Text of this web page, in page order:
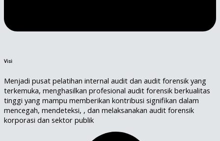
Visi
Menjadi pusat pelatihan internal audit dan audit forensik yang
terkemuka, menghasilkan profesional audit forensik berkualitas
tinggi yang mampu memberikan kontribusi signifikan dalam
mencegah, mendeteksi, , dan melaksanakan audit forensik
korporasi dan sektor publik